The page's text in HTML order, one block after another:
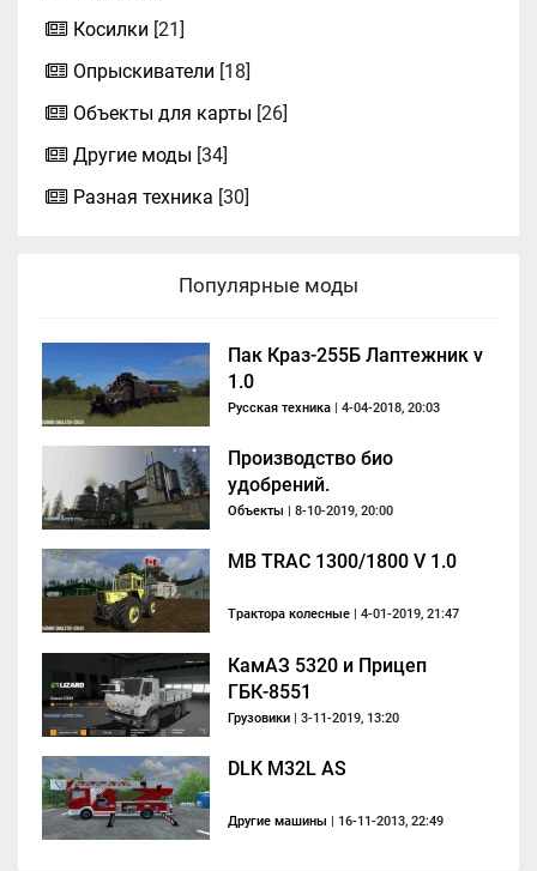
Косилки [21]
Опрыскиватели [18]
Объекты для карты [26]
Другие моды [34]
Разная техника [30]
Популярные моды
Пак Краз-255Б Лаптежник v
1.0
Русская техника | 4-04-2018, 20:03
Производство био
удобрений.
Объекты | 8-10-2019, 20:00
MB TRAC 1300/1800 V 1.0
Трактора колесные | 4-01-2019, 21:47
КамАЗ 5320 и Прицеп
ГБК-8551
Грузовики | 3-11-2019, 13:20
DLK M32L AS
Другие машины | 16-11-2013, 22:49